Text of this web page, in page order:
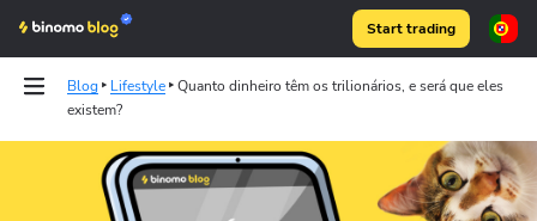
Start trading
Blog Lifestyle
Quanto dinheiro têm os trilionários, e será que eles
existem?